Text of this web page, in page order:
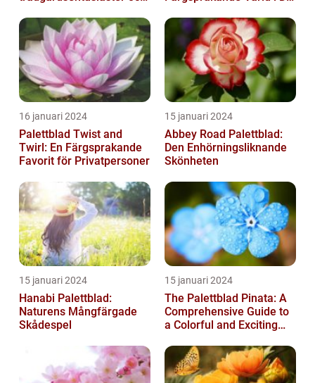
16 januari 2024
Palettblad Twist and
Twirl: En Färgsprakande
Favorit för Privatpersoner
15 januari 2024
Abbey Road Palettblad:
Den Enhörningsliknande
Skönheten
15 januari 2024
Hanabi Palettblad:
Naturens Mångfärgade
Skådespel
15 januari 2024
The Palettblad Pinata: A
Comprehensive Guide to
a Colorful and Exciting